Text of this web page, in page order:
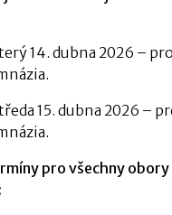
14. dubna 2026 – pro
15. dubna 2026 –
pro všechny obory